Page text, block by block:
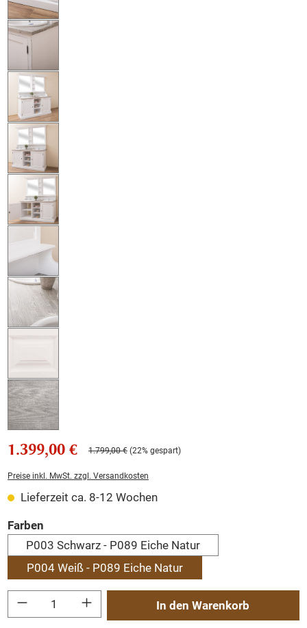
1.399,00 € 1.799,00 € (22% gespart)
Preise inkl. MwSt. zzgl. Versandkosten
Lieferzeit ca. 8-12 Wochen
Farben
P003 Schwarz - P089 Eiche Natur
P004 Weiß - P089 Eiche Natur
Produkt Anzahl: Gib den gewünschten Wert ein oder benutze die Schaltflächen
In den Warenkorb